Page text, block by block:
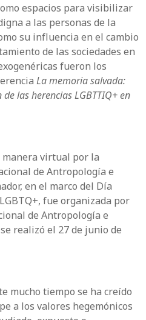
espacios para visibilizar
a las personas de la
su influencia en el cambio
de las sociedades en
fueron los
La memoria salvada:
las herencias LGBTTIQ+ en
manera virtual por la
de Antropología e
en el marco del Día
fue organizada por
de Antropología e
realizó el 27 de junio de
mucho tiempo se ha creído
a los valores hegemónicos